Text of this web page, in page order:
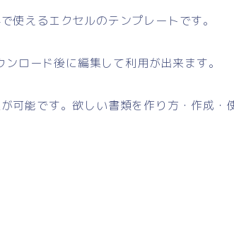
使えるエクセルのテンプレートです。
ンロード後に編集して利用が出来ます。
可能です。欲しい書類を作り方・作成・